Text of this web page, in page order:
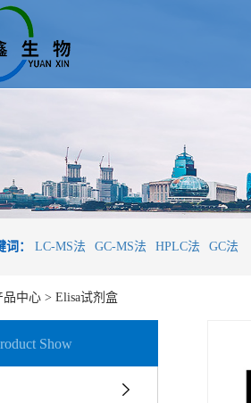
： LC-MS法 GC-MS法 HPLC法 GC法
品中心 > Elisa试剂盒
Show